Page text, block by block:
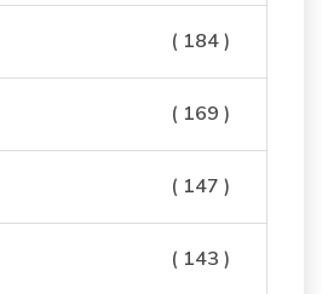
( 184 )
( 169 )
( 147 )
( 143 )